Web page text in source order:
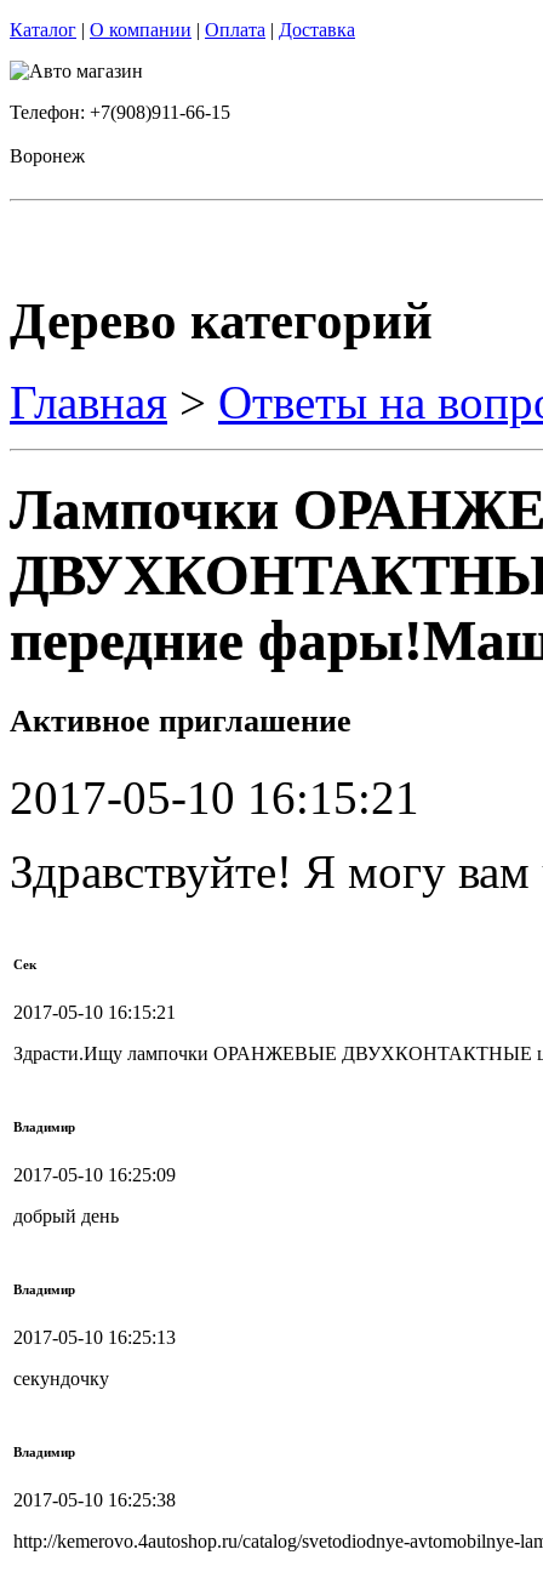
Каталог | О компании | Оплата | Доставка
Телефон: +7(908)911-66-15
Воронеж
Дерево категорий
Главная > Ответы на
Лампочки
передние
Активное приглашение
2017-05-10 16:15:21
Здравствуйте! Я могу
Сек
2017-05-10 16:15:21
Здрасти.Ищу лампочки ОРАНЖЕВЫЕ ДВУХКОНТАКТНЫЕ
Владимир
2017-05-10 16:25:09
добрый день
Владимир
2017-05-10 16:25:13
секундочку
Владимир
2017-05-10 16:25:38
http://kemerovo.4autoshop.ru/catalog/svetodiodnye-avtomobilnye-